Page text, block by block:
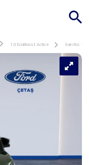
1.0 EcoBoost Active İlan No: